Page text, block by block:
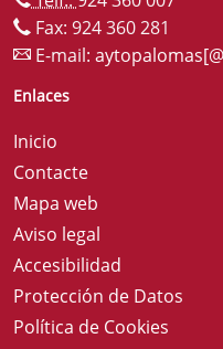
Fax: 924 360 281
E-mail:
Enlaces
Inicio
Contacte
Mapa web
Aviso legal
Accesibilidad
Protección de Datos
Política de Cookies